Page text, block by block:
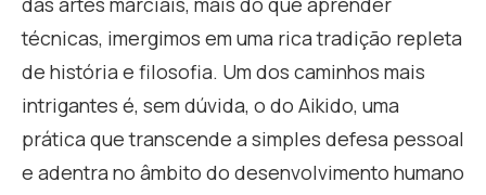
técnicas, imergimos em uma rica tradição repleta
de história e filosofia. Um dos caminhos mais
intrigantes é, sem dúvida, o do Aikido, uma
prática que transcende a simples defesa pessoal
e adentra no âmbito do desenvolvimento humano